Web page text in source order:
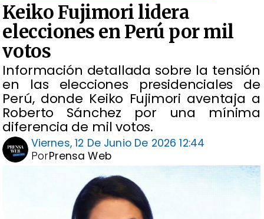
Keiko Fujimori lidera
elecciones en Perú por mil
votos
Información detallada sobre la tensión
en las elecciones presidenciales de
Perú, donde Keiko Fujimori aventaja a
Roberto Sánchez por una mínima
diferencia de mil votos.
Viernes, 12 De Junio De 2026 12:44
Prensa Web
Por